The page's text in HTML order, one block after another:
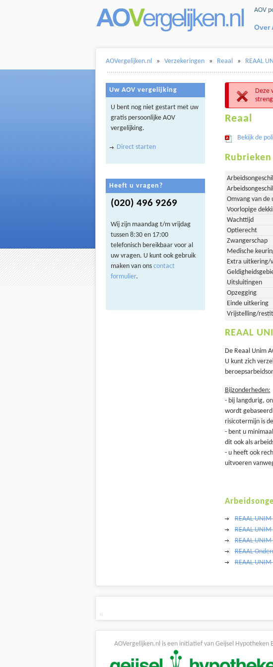
AOV
Over
AOVergelijken.nl » Verzekeringen » Reaal » REAAL
Deze
Reaal
Bekijk de
Rubrieken
Omvang van de
Voorlopige
Wachttijd
Optierecht
Zwangerschap
Medische
Extra uitkering/
Uitsluitingen
Opzegging
Einde uitkering
Vrijstelling/
REAAL
De Reaal Unim
U kunt zich
Bijzonderheden:
- bij langdurig,
wordt
risicotermijn is
- bent u
dit ook als
- u heeft ook
uitvoeren
REAAL
REAAL
REAAL UNIM
REAAL
REAAL UNIM
Uw AOV vergelijking
U bent nog niet gestart met uw
gratis persoonlijke AOV
vergelijking.
Direct starten
Heeft u vragen?
(020) 496 9269
Wij zijn maandag t/m vrijdag
tussen 8:30 en 17:00
telefonisch bereikbaar voor al
uw vragen. U kunt ook gebruik
maken van ons contact
formulier.
«
AOVergelijken.nl is een initiatief van Geijsel Hypotheken